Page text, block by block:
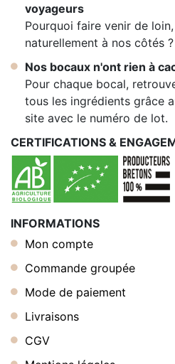
voyageurs
Pourquoi faire venir de
naturellement à nos côtés ?
Nos bocaux n'ont rien à
Pour chaque bocal,
tous les ingrédients grâce
site avec le numéro de lot.
CERTIFICATIONS &
INFORMATIONS
Mon compte
Commande groupée
Mode de paiement
Livraisons
CGV